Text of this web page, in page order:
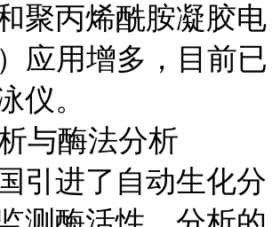
聚丙烯酰胺凝胶电
应用增多，目前已
仪。
与酶法分析
引进了自动生化分